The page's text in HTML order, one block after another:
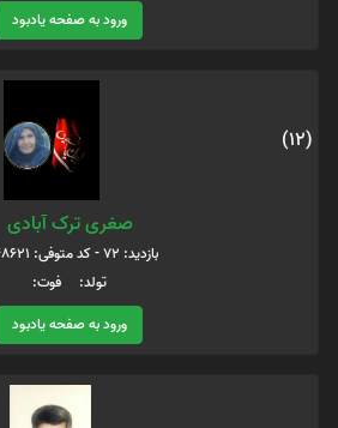
ورود به صفحه یادبود
(12)
صغری ترک آبادی
بازدید: 72 - کد متوفی: 6148621
تولد: فوت:
ورود به صفحه یادبود